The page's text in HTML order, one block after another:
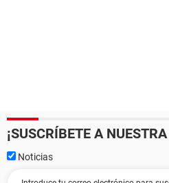
¡SUSCRÍBETE A
Noticias